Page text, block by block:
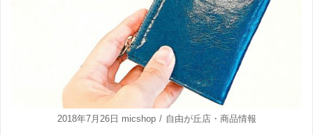
2018年7月26日 micshop 自由が丘店・ 商品情報